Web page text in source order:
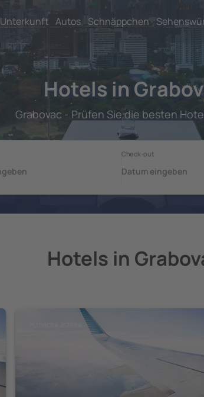
Unterkunft Autos Schnäppchen
Hotels in
Grabovac - Prüfen Sie die besten
Hotels in